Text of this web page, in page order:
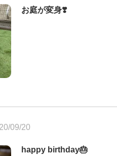
お庭が変身❣️
09/20
happy birthday🎂